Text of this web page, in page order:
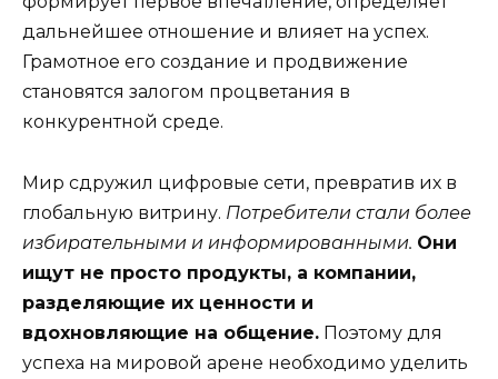
дальнейшее отношение и влияет на успех.
Грамотное его создание и продвижение
становятся залогом процветания в
конкурентной среде.
Мир сдружил цифровые сети, превратив их в
глобальную витрину. Потребители стали более
избирательными и информированными. Они
ищут не просто продукты, а компании,
разделяющие их ценности и
вдохновляющие на общение. Поэтому для
успеха на мировой арене необходимо уделить